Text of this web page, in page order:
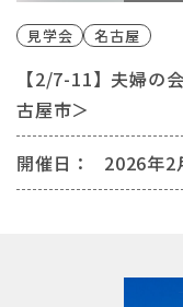
見学会 名古屋
【2/7-11】夫婦の
古屋市＞
開催日： 2026年2